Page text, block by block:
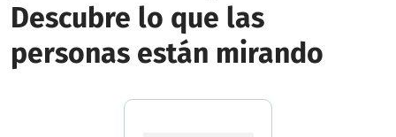
Descubre lo que las
personas están mirando